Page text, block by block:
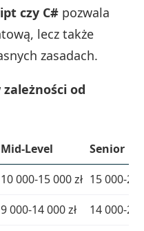
czy C# pozwala
lecz także
zasadach.
od
Mid-Level
Senior
10 000-15 000 zł 15 000-25
9 000-14 000 zł
14 000-22